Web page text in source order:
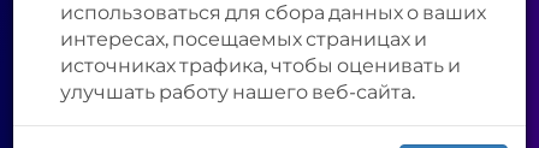
использоваться для сбора данных о ваших
интересах, посещаемых страницах и
источниках трафика, чтобы оценивать и
улучшать работу нашего веб-сайта.
О компании
Файлы для
скачивания
Инструкции